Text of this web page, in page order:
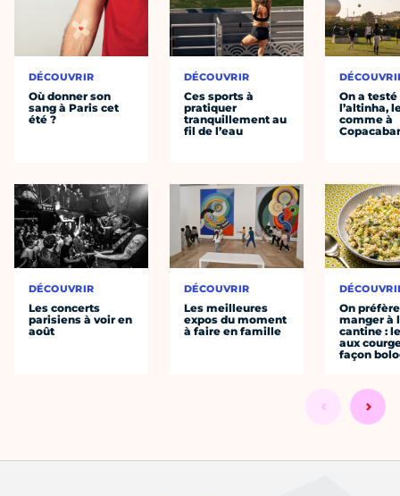
DÉCOUVRIR
Où donner son
sang à Paris cet
été ?
DÉCOUVRIR
Les concerts
parisiens à voir en
août
DÉCOUVRIR
Ces sports à
pratiquer
tranquillement au
fil de l’eau
DÉCOUVRIR
Les meilleures
expos du moment
à faire en famille
On a testé
l’altinha,
comme à
On préfère
manger à
cantine :
aux
façon